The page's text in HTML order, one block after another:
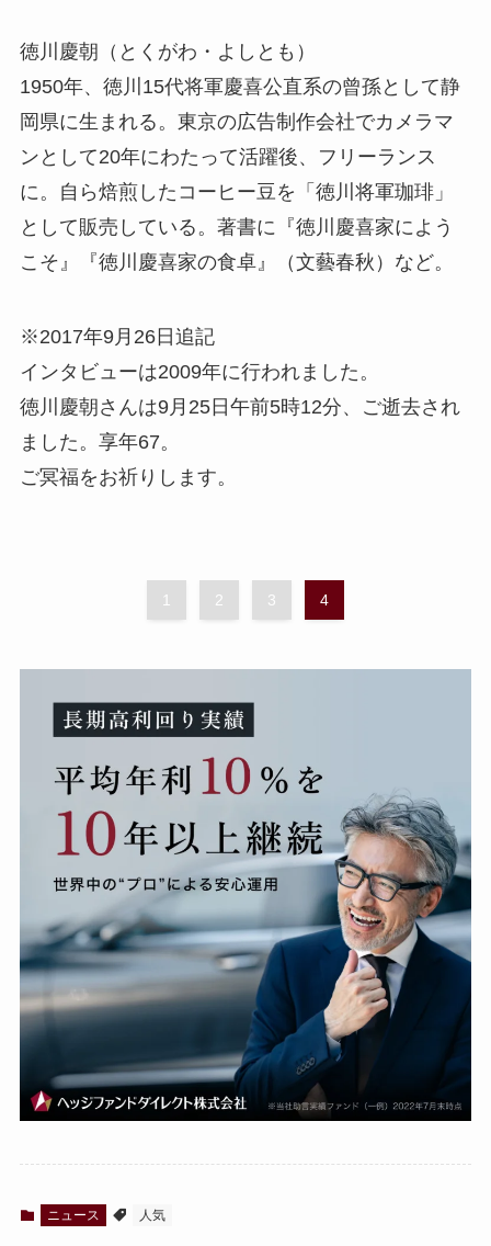
徳川慶朝（とくがわ・よしとも）
1950年、徳川15代将軍慶喜公直系の曾孫として静
岡県に生まれる。東京の広告制作会社でカメラマ
ンとして20年にわたって活躍後、フリーランス
に。自ら焙煎したコーヒー豆を「徳川将軍珈琲」
として販売している。著書に『徳川慶喜家によう
こそ』『徳川慶喜家の食卓』（文藝春秋）など。
※2017年9月26日追記
インタビューは2009年に行われました。
徳川慶朝さんは9月25日午前5時12分、ご逝去され
ました。享年67。
ご冥福をお祈りします。
1 2 3 4
ニュース 人気